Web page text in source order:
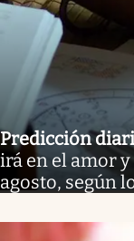
Predicción
irá en el amor y
agosto, según